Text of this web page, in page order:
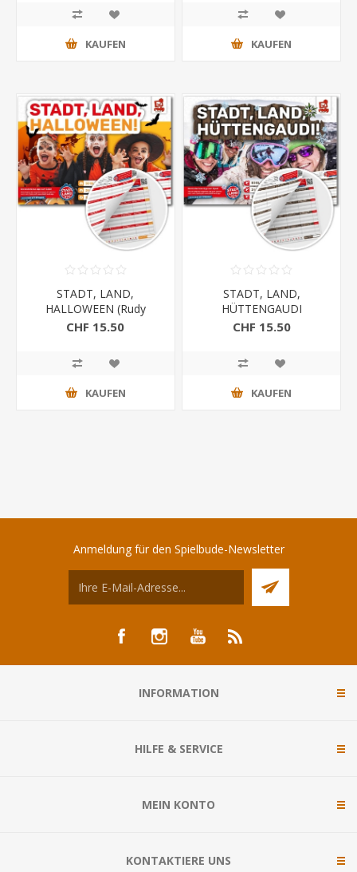
KAUFEN KAUFEN
STADT, LAND,
HALLOWEEN (Rudy
Games)
CHF 15.50
KAUFEN
STADT, LAND,
HÜTTENGAUDI
CHF 15.50
KAUFEN
Anmeldung für den Spielbude-Newsletter
INFORMATION
HILFE & SERVICE
MEIN KONTO
KONTAKTIERE UNS